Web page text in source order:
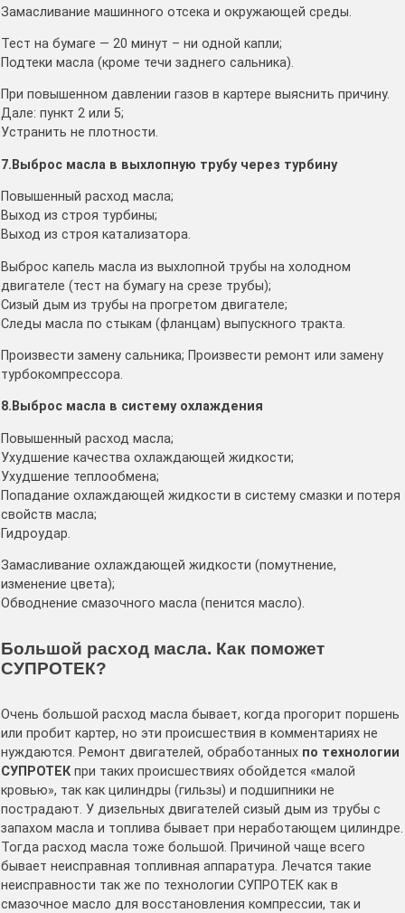
Замасливание машинного отсека и окружающей среды.
Тест на бумаге — 20 минут – ни одной капли;
Подтеки масла (кроме течи заднего сальника).
При повышенном давлении газов в картере выяснить причину.
Дале: пункт 2 или 5;
Устранить не плотности.
7.Выброс масла в выхлопную трубу через турбину
Повышенный расход масла;
Выход из строя турбины;
Выход из строя катализатора.
Выброс капель масла из выхлопной трубы на холодном
двигателе (тест на бумагу на срезе трубы);
Сизый дым из трубы на прогретом двигателе;
Следы масла по стыкам (фланцам) выпускного тракта.
Произвести замену сальника; Произвести ремонт или замену
турбокомпрессора.
8.Выброс масла в систему охлаждения
Повышенный расход масла;
Ухудшение качества охлаждающей жидкости;
Ухудшение теплообмена;
Попадание охлаждающей жидкости в систему смазки и потеря
свойств масла;
Гидроудар.
Замасливание охлаждающей жидкости (помутнение,
изменение цвета);
Обводнение смазочного масла (пенится масло).
Большой расход масла. Как поможет
СУПРОТЕК?
Очень большой расход масла бывает, когда прогорит поршень
или пробит картер, но эти происшествия в комментариях не
нуждаются. Ремонт двигателей, обработанных по технологии
СУПРОТЕК при таких происшествиях обойдется «малой
кровью», так как цилиндры (гильзы) и подшипники не
пострадают. У дизельных двигателей сизый дым из трубы с
запахом масла и топлива бывает при неработающем цилиндре.
Тогда расход масла тоже большой. Причиной чаще всего
бывает неисправная топливная аппаратура. Лечатся такие
неисправности так же по технологии СУПРОТЕК как в
смазочное масло для восстановления компрессии, так и